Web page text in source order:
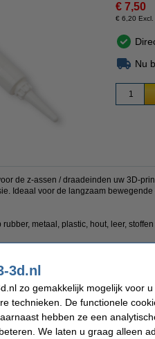
€ 7,50
€ 6,20 Excl.
Nu
de z-assen / draadeinden uw 3D-
Ideaal voor de langzaam
metaal, plastic, hout, leer,
Super Lube
6 ml
DSM00001
3d.nl
zo gemakkelijk mogelijk voor
technieken. De functionele
hebben ze een
We laten u graag alleen